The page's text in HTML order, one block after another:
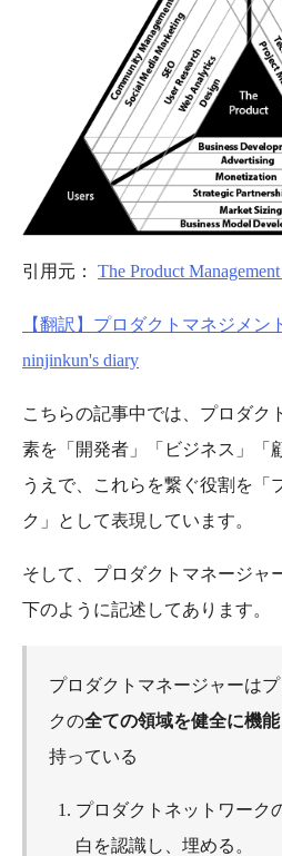
引用元： The Product
【翻訳】プロダクトマネジメン
ninjinkun's diary
こちらの記事中では、プロダク
素を「開発者」「ビジネス」「
うえで、これらを繋ぐ役割を「
ク」として表現しています。
そして、プロダクトマネージャ
下のように記述してあります。
プロダクトマネージャーは
クの全ての領域を健全に機
持っている
プロダクトネットワーク
白を認識し、埋める。